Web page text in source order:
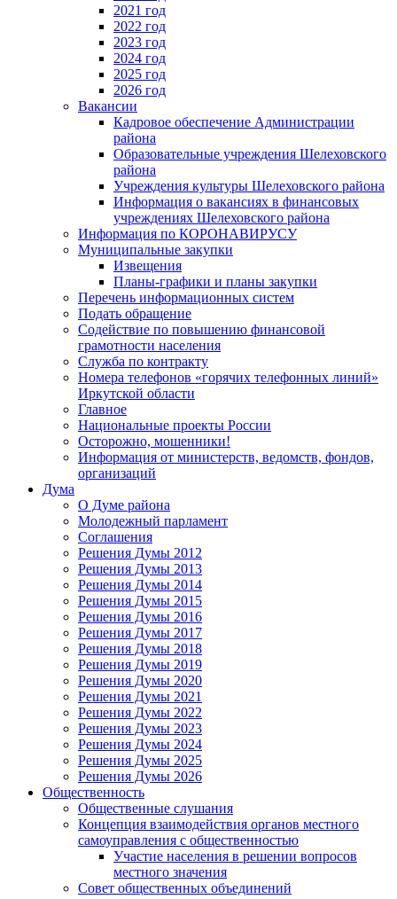
2021 год
2022 год
2023 год
2024 год
2025 год
2026 год
Вакансии
Кадровое обеспечение Администрации
района
Образовательные учреждения Шелеховского
района
Учреждения культуры Шелеховского района
Информация о вакансиях в финансовых
учреждениях Шелеховского района
Информация по КОРОНАВИРУСУ
Муниципальные закупки
Извещения
Планы-графики и планы закупки
Перечень информационных систем
Подать обращение
Содействие по повышению финансовой
грамотности населения
Служба по контракту
Номера телефонов «горячих телефонных линий»
Иркутской области
Главное
Национальные проекты России
Осторожно, мошенники!
Информация от министерств, ведомств, фондов,
организаций
Дума
О Думе района
Молодежный парламент
Соглашения
Решения Думы 2012
Решения Думы 2013
Решения Думы 2014
Решения Думы 2015
Решения Думы 2016
Решения Думы 2017
Решения Думы 2018
Решения Думы 2019
Решения Думы 2020
Решения Думы 2021
Решения Думы 2022
Решения Думы 2023
Решения Думы 2024
Решения Думы 2025
Решения Думы 2026
Общественность
Общественные слушания
Концепция взаимодействия органов местного
самоуправления с общественностью
Участие населения в решении вопросов
местного значения
Совет общественных объединений